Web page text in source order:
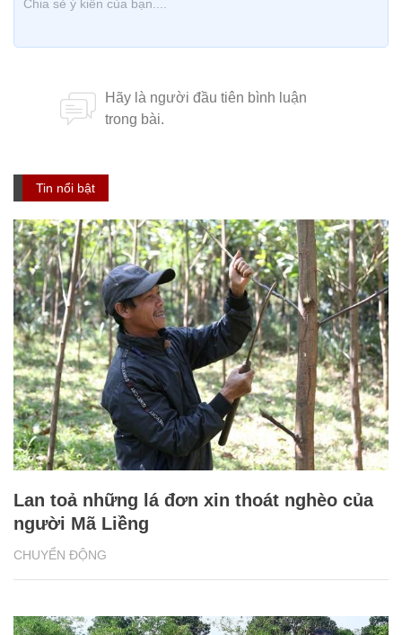
Tin nổi bật
CHUYỂN ĐỘNG
Lan toả những lá đơn xin thoát nghèo của
người Mã Liềng